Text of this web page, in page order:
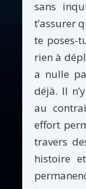
sans
t’assurer
te poses-
rien à
a nulle
déjà. Il
au
effort
travers
histoire